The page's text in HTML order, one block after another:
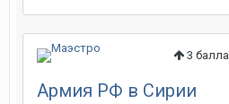
3 балла
Армия РФ в Сирии